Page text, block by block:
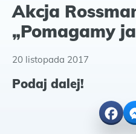
Akcja
„Pomagamy
20 listopada 2017
Podaj dalej!